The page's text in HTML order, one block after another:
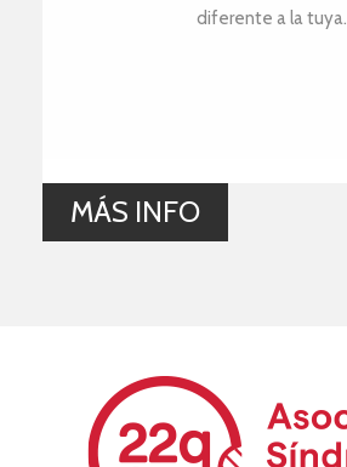
diferente a la tuya.
MÁS INFO